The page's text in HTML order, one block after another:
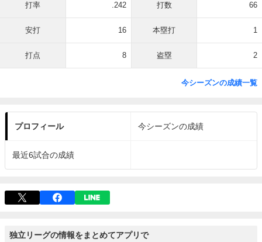
打率 .242 打数 66
安打 16 本塁打 1
打点 8 盗塁 2
今シーズンの成績一覧
プロフィール 今シーズンの成績
最近6試合の成績
独立リーグの情報をまとめてアプリで